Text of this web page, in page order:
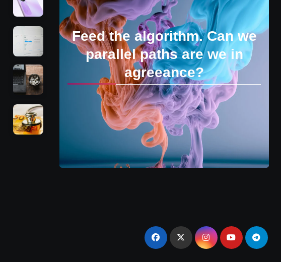
Feed the algorithm. Can we
parallel paths are we in
agreeance?